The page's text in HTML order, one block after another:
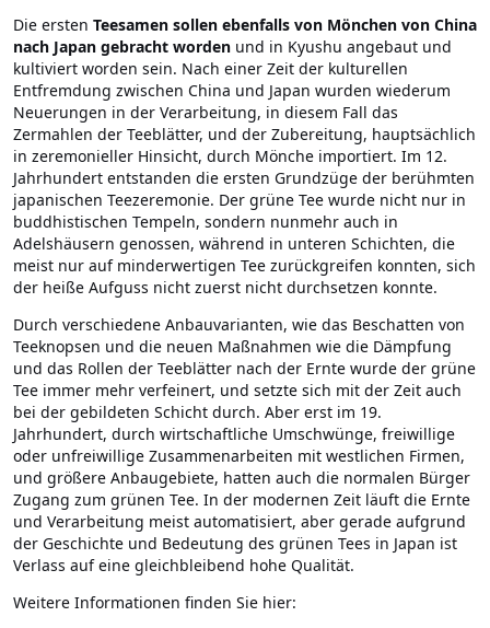
Die ersten Teesamen sollen ebenfalls von Mönchen von China
nach Japan gebracht worden und in Kyushu angebaut und
kultiviert worden sein. Nach einer Zeit der kulturellen
Entfremdung zwischen China und Japan wurden wiederum
Neuerungen in der Verarbeitung, in diesem Fall das
Zermahlen der Teeblätter, und der Zubereitung, hauptsächlich
in zeremonieller Hinsicht, durch Mönche importiert. Im 12.
Jahrhundert entstanden die ersten Grundzüge der berühmten
japanischen Teezeremonie. Der grüne Tee wurde nicht nur in
buddhistischen Tempeln, sondern nunmehr auch in
Adelshäusern genossen, während in unteren Schichten, die
meist nur auf minderwertigen Tee zurückgreifen konnten, sich
der heiße Aufguss nicht zuerst nicht durchsetzen konnte.
Durch verschiedene Anbauvarianten, wie das Beschatten von
Teeknopsen und die neuen Maßnahmen wie die Dämpfung
und das Rollen der Teeblätter nach der Ernte wurde der grüne
Tee immer mehr verfeinert, und setzte sich mit der Zeit auch
bei der gebildeten Schicht durch. Aber erst im 19.
Jahrhundert, durch wirtschaftliche Umschwünge, freiwillige
oder unfreiwillige Zusammenarbeiten mit westlichen Firmen,
und größere Anbaugebiete, hatten auch die normalen Bürger
Zugang zum grünen Tee. In der modernen Zeit läuft die Ernte
und Verarbeitung meist automatisiert, aber gerade aufgrund
der Geschichte und Bedeutung des grünen Tees in Japan ist
Verlass auf eine gleichbleibend hohe Qualität.
Weitere Informationen finden Sie hier: